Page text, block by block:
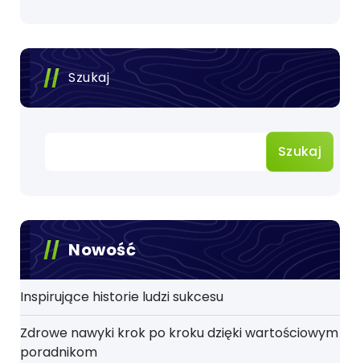
Szukaj
Szukaj
Nowość
Inspirujące historie ludzi sukcesu
Zdrowe nawyki krok po kroku dzięki wartościowym
poradnikom